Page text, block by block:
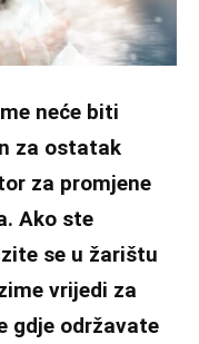
neće biti
za ostatak
za promjene
Ako ste
se u žarištu
vrijedi za
gdje održavate